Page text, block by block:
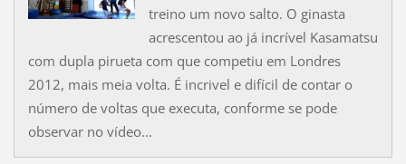
treino um novo salto. O ginasta
acrescentou ao já incrível Kasamatsu
com dupla pirueta com que competiu em Londres
2012, mais meia volta. É incrivel e difícil de contar o
número de voltas que executa, conforme se pode
observar no vídeo...